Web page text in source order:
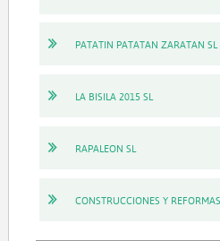
PATATIN PATATAN ZARATAN SL
LA BISILA 2015 SL
RAPALEON SL
CONSTRUCCIONES Y